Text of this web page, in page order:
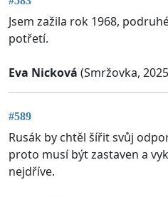
Jsem zažila rok 1968,
potřetí.
Eva Nicková (Smržovka,
#589
Rusák by chtěl šířit svůj
proto musí být zastaven a
nejdříve.